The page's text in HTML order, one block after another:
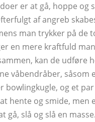
er at gå, hoppe og
af angreb
man trykker på de
en mere kraftfuld
kan de udføre
våbendråber, såsom
bowlingkugle, og et par
hente og smide, men
gå, slå og slå en masse.